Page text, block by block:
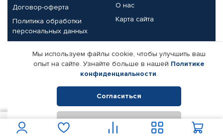
Договор-оферта
Политика обработки
персональных данных
О нас
Карта сайта
Партнерам
Корпоративным клиентам
Поставщикам
Реквизиты компании
© КАМАЗ ЦЕНТР ДОНЕЦК, 2015-2026. Все права защищены.
Интернет-магазин автомобильных товаров Автопрофи.
Мы используем файлы cookie, чтобы улучшить ваш
опыт на сайте. Узнайте больше в нашей Политике
конфиденциальности.
Согласиться
Отклонить
В корзину